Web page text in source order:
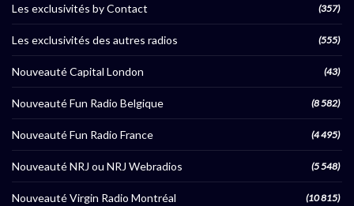
Les exclusivités by Contact (357)
Les exclusivités des autres radios (555)
Nouveauté Capital London (43)
Nouveauté Fun Radio Belgique (8 582)
Nouveauté Fun Radio France (4 495)
Nouveauté NRJ ou NRJ Webradios (5 548)
Nouveauté Virgin Radio Montréal (10 815)